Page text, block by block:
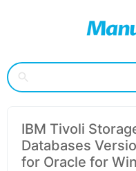
IBM Tivoli
Databases
for Oracle for